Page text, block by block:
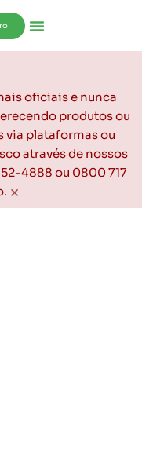
oficiais e nunca
produtos ou
via plataformas ou
através de nossos
4888 ou 0800 717
×